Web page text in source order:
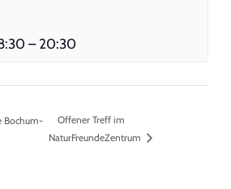
– 20:30
Bochum-
Offener Treff im
NaturFreundeZentrum